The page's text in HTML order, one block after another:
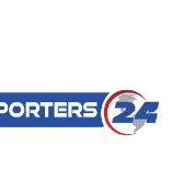
বিল!